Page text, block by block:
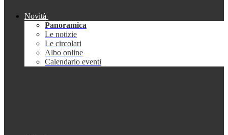
Novità
Panoramica
Le notizie
Le circolari
Albo online
Calendario eventi